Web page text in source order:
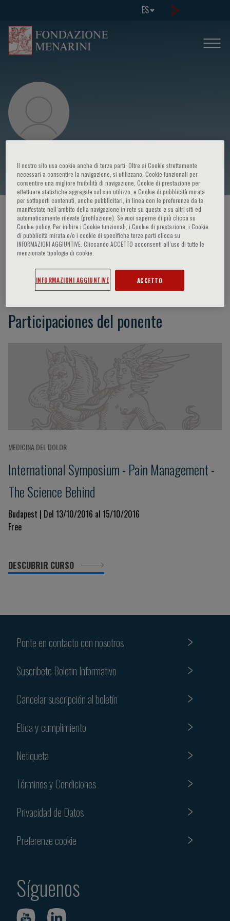
ES
Karen D. Davis
HOME PAGE / CURSOS Y EVENTOS / ORADOR
Karen D. Davis
Participaciones del ponente
MEDICINA DEL DOLOR
International Symposium - Pain Management -
The Science Behind
Budapest | Del 13/10/2016 al 15/10/2016
Free
DESCUBRIR CURSO
Ponte en contacto con nosotros
Suscribete Boletin Informativo
Cancelar suscripción al boletín
Etica y cumplimiento
Netiqueta
Términos y Condiciones
Privacidad de Datos
Preferenze cookie
Síguenos
Il nostro sito usa cookie anche di terze parti. Oltre ai Cookie strettamente
necessari a consentire la navigazione, si utilizzano, Cookie funzionali per
consentire una migliore fruibilità di navigazione, Cookie di prestazione per
effettuare statistiche aggregate sul suo utilizzo, e Cookie di pubblicità mirata
per sottoporti contenuti, anche pubblicitari, in linea con le preferenze da te
manifestate nell‘ambito della navigazione in rete su questo e su altri siti ed
automaticamente rilevate (profilazione). Se vuoi saperne di più clicca su
Cookie policy. Per inibire i Cookie funzionali, i Cookie di prestazione, i Cookie
di pubblicità mirata e/o i cookie di specifiche terze parti clicca su
INFORMAZIONI AGGIUNTIVE. Cliccando ACCETTO acconsenti all’uso di tutte le
menzionate tipologie di cookie.
INFORMAZIONI AGGIUNTIVE ACCETTO